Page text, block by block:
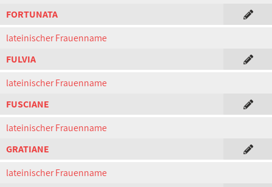
FORTUNATA
lateinischer Frauenname
FULVIA
lateinischer Frauenname
FUSCIANE
lateinischer Frauenname
GRATIANE
lateinischer Frauenname